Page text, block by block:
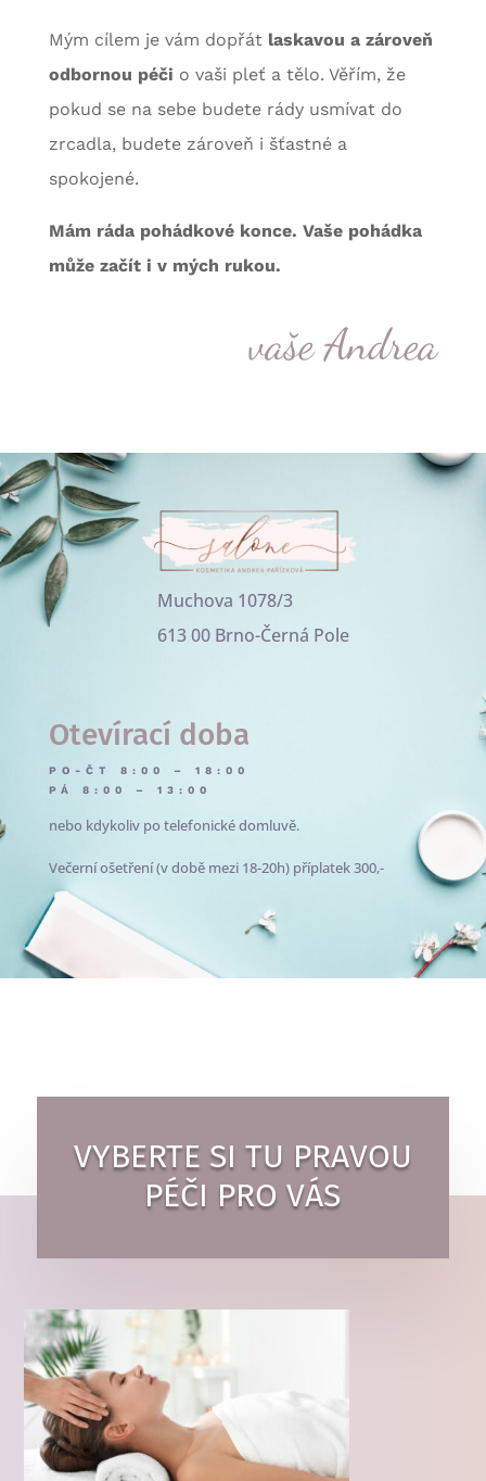
Mým cílem je vám dopřát laskavou a zároveň
odbornou péči o vaši pleť a tělo. Věřím, že
pokud se na sebe budete rády usmívat do
zrcadla, budete zároveň i šťastné a
spokojené.
Mám ráda pohádkové konce. Vaše pohádka
může začít i v mých rukou.
vaše Andrea
Muchova 1078/3
613 00 Brno-Černá Pole
Otevírací doba
PO-ČT 8:00 – 18:00
PÁ 8:00 – 13:00
nebo kdykoliv po telefonické domluvě.
Večerní ošetření (v době mezi 18-20h) příplatek 300,-
VYBERTE SI TU PRAVOU
PÉČI PRO VÁS